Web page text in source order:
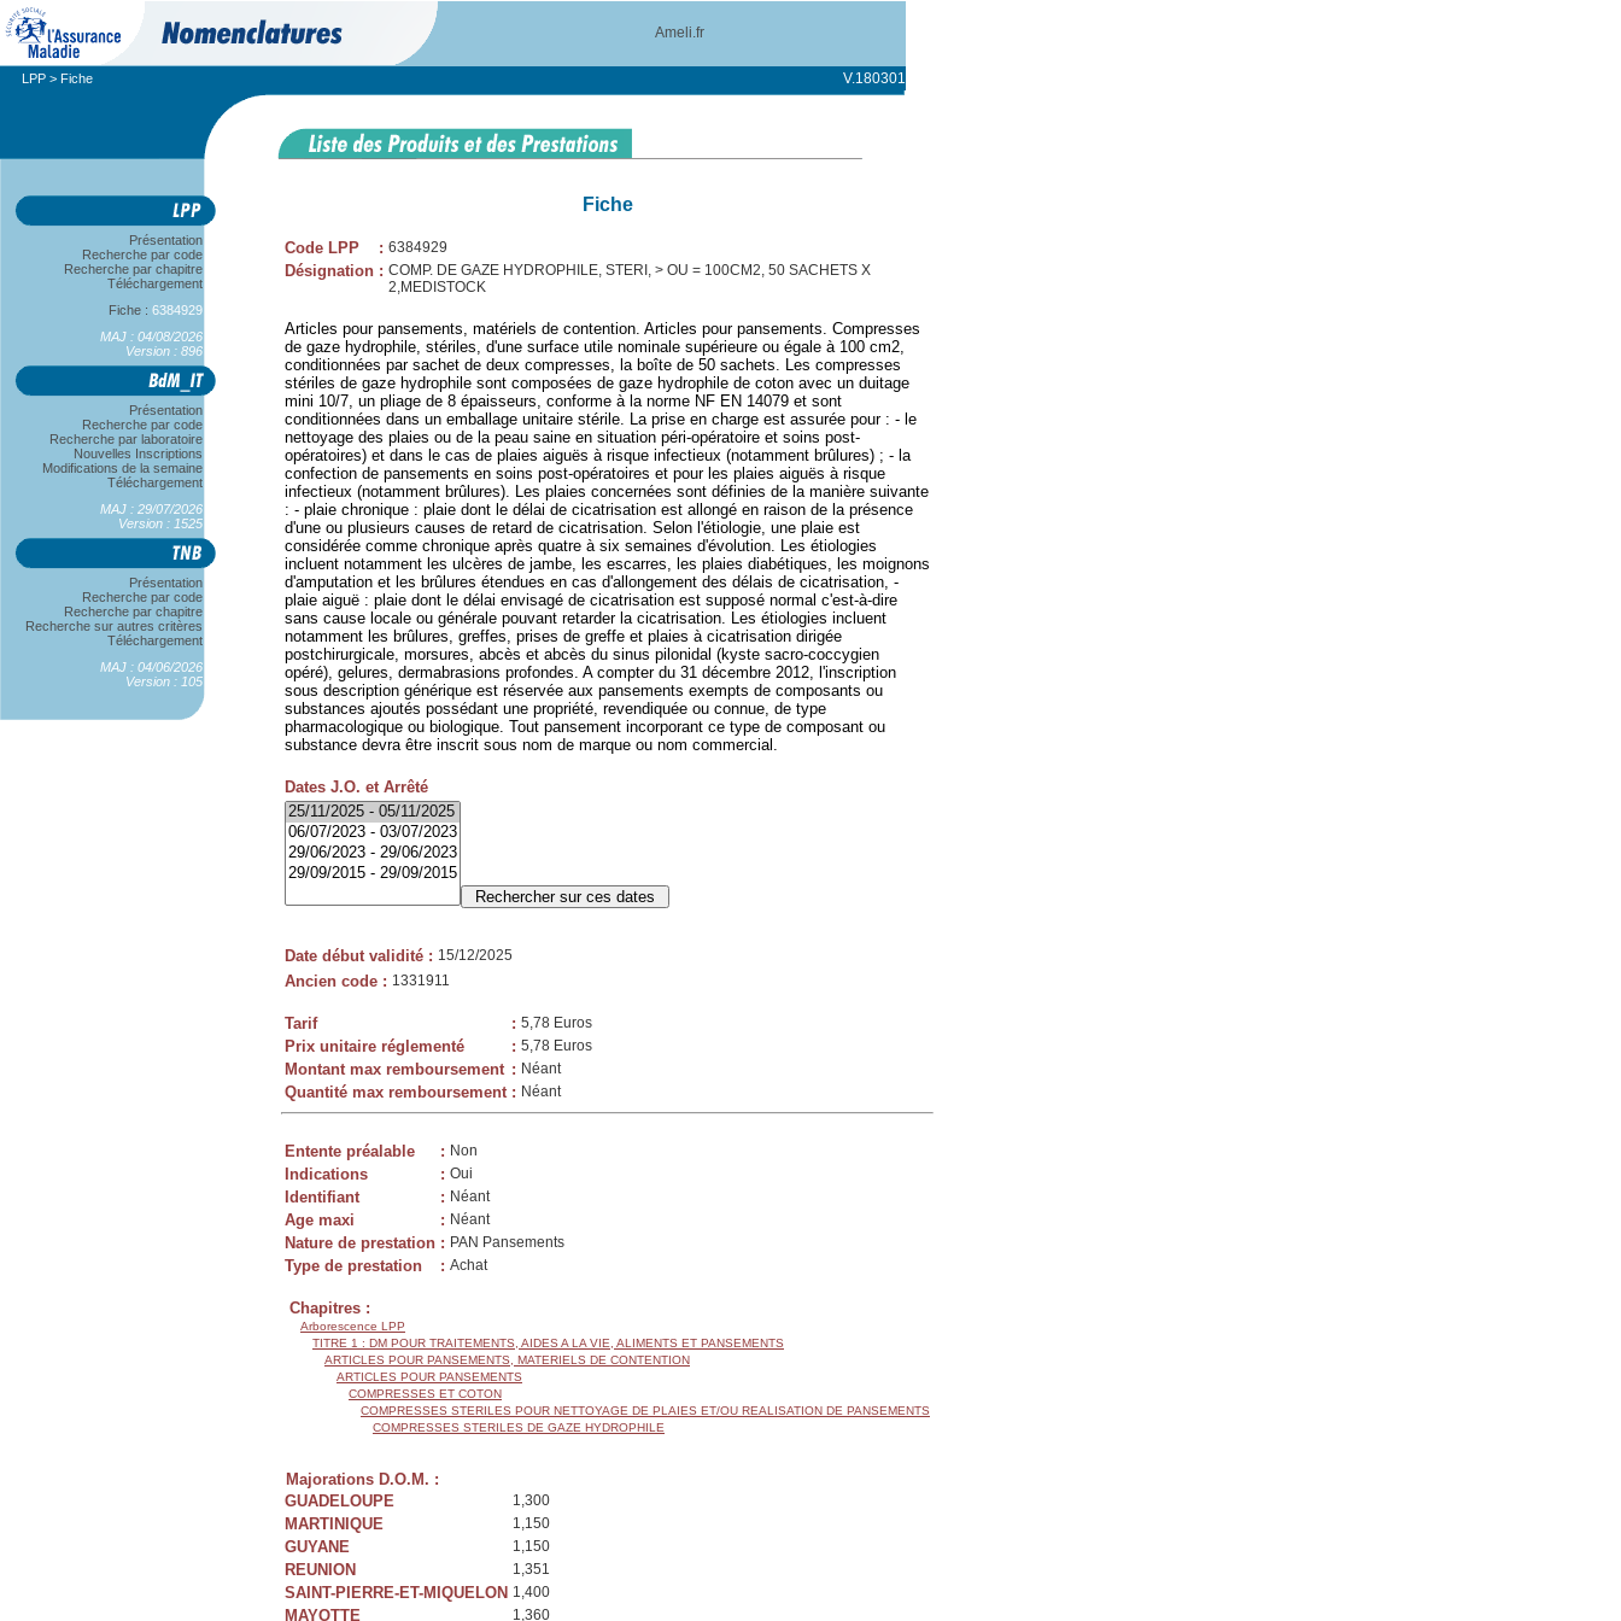
Ameli.fr
LPP > Fiche V.180301
Présentation
Recherche par code
Recherche par chapitre
Téléchargement
Fiche : 6384929
MAJ : 04/08/2026
Version : 896
Présentation
Recherche par code
Recherche par laboratoire
Nouvelles Inscriptions
Modifications de la semaine
Téléchargement
MAJ : 29/07/2026
Version : 1525
Présentation
Recherche par code
Recherche par chapitre
Recherche sur autres critères
Téléchargement
MAJ : 04/06/2026
Version : 105
Fiche
Code LPP : 6384929
Désignation : COMP. DE GAZE HYDROPHILE, STERI, > OU = 100CM2, 50 SACHETS X
2,MEDISTOCK
Articles pour pansements, matériels de contention. Articles pour pansements. Compresses
de gaze hydrophile, stériles, d'une surface utile nominale supérieure ou égale à 100 cm2,
conditionnées par sachet de deux compresses, la boîte de 50 sachets. Les compresses
stériles de gaze hydrophile sont composées de gaze hydrophile de coton avec un duitage
mini 10/7, un pliage de 8 épaisseurs, conforme à la norme NF EN 14079 et sont
conditionnées dans un emballage unitaire stérile. La prise en charge est assurée pour : - le
nettoyage des plaies ou de la peau saine en situation péri-opératoire et soins post-
opératoires) et dans le cas de plaies aiguës à risque infectieux (notamment brûlures) ; - la
confection de pansements en soins post-opératoires et pour les plaies aiguës à risque
infectieux (notamment brûlures). Les plaies concernées sont définies de la manière suivante
: - plaie chronique : plaie dont le délai de cicatrisation est allongé en raison de la présence
d'une ou plusieurs causes de retard de cicatrisation. Selon l'étiologie, une plaie est
considérée comme chronique après quatre à six semaines d'évolution. Les étiologies
incluent notamment les ulcères de jambe, les escarres, les plaies diabétiques, les moignons
d'amputation et les brûlures étendues en cas d'allongement des délais de cicatrisation, -
plaie aiguë : plaie dont le délai envisagé de cicatrisation est supposé normal c'est-à-dire
sans cause locale ou générale pouvant retarder la cicatrisation. Les étiologies incluent
notamment les brûlures, greffes, prises de greffe et plaies à cicatrisation dirigée
postchirurgicale, morsures, abcès et abcès du sinus pilonidal (kyste sacro-coccygien
opéré), gelures, dermabrasions profondes. A compter du 31 décembre 2012, l'inscription
sous description générique est réservée aux pansements exempts de composants ou
substances ajoutés possédant une propriété, revendiquée ou connue, de type
pharmacologique ou biologique. Tout pansement incorporant ce type de composant ou
substance devra être inscrit sous nom de marque ou nom commercial.
Dates J.O. et Arrêté
Date début validité : 15/12/2025
Ancien code : 1331911
Tarif : 5,78 Euros
Prix unitaire réglementé : 5,78 Euros
Montant max remboursement : Néant
Quantité max remboursement : Néant
Entente préalable : Non
Indications : Oui
Identifiant : Néant
Age maxi : Néant
Nature de prestation : PAN Pansements
Type de prestation : Achat
Chapitres :
Arborescence LPP
TITRE 1 : DM POUR TRAITEMENTS, AIDES A LA VIE, ALIMENTS ET PANSEMENTS
ARTICLES POUR PANSEMENTS, MATERIELS DE CONTENTION
ARTICLES POUR PANSEMENTS
COMPRESSES ET COTON
COMPRESSES STERILES POUR NETTOYAGE DE PLAIES ET/OU REALISATION DE PANSEMENTS
COMPRESSES STERILES DE GAZE HYDROPHILE
Majorations D.O.M. :
GUADELOUPE
1,300
MARTINIQUE 1,150
GUYANE 1,150
REUNION 1,351
SAINT-PIERRE-ET-MIQUELON 1,400
MAYOTTE 1,360